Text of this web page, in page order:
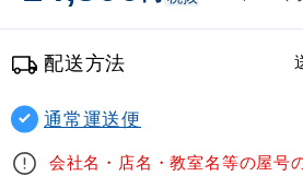
配送方法
通常運送便
会社名・店名・教室名等の屋号